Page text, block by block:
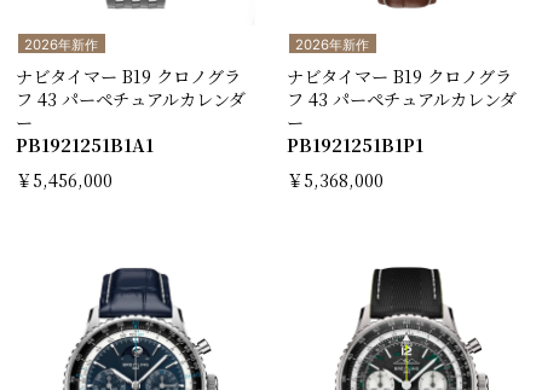
2026年新作
ナビタイマー B19 クロノグラ
フ 43 パーペチュアルカレンダ
ー
PB1921251B1A1
￥5,456,000
2026年新作
ナビタイマー B19 クロノグラ
フ 43 パーペチュアルカレンダ
ー
PB1921251B1P1
￥5,368,000